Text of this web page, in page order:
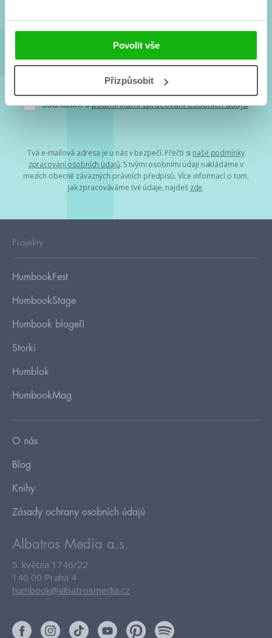
Povolit vše
Přizpůsobit
Souhlasím spodmínkami zpracování osobních údajů
Tvá e-mailová adresa je u nás v bezpečí. Přečti si naše podmínky
zpracování osobních údajů. S tvými osobními údaji nakládáme v
mezích obecně závazných právních předpisů. Více informací o tom,
jak zpracováváme tvé údaje, najdeš zde.
Projekty
HumbookFest
HumbookStage
Humbook blogeři
Storki
Humblok
HumbookMag
O nás
Blog
Knihy
Zásady ochrany osobních údajů
Albatros Media a.s.
5. května 1746/22
140 00 Praha 4
humbook@albatrosmedia.cz